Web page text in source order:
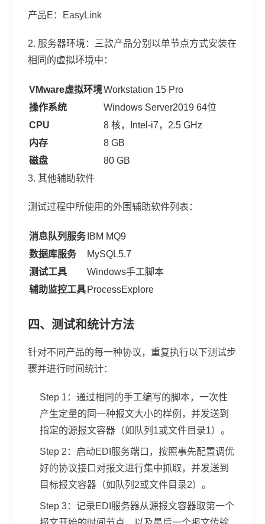
产品E：EasyLink
2. 服务器环境：三款产品分别以单节点方式安装在
相同的虚拟环境中：
VMware虚拟环境Workstation 15 Pro
操作系统
Windows Server2019 64位
CPU
8 核，Intel-i7，2.5 GHz
内存
8 GB
磁盘
80 GB
3. 其他辅助软件
测试过程中所使用的外围辅助软件列表：
消息队列服务 IBM MQ9
数据库服务
MySQL5.7
测试工具
Windows手工脚本
辅助监控工具 ProcessExplore
四、测试和统计方法
针对不同产品的每一种协议，重复执行以下测试步
骤并进行时间统计：
Step 1：通过相同的手工编写的脚本，一次性
产生定量的同一种报文大小的样例，并发送到
指定的源报文容器（如队列1或文件目录1）。
Step 2：启动EDI服务端口，按照事先配置调优
好的协议接口对报文进行集中抓取，并发送到
目标报文容器（如队列2或文件目录2）。
Step 3：记录EDI服务器从源报文容器取第一个